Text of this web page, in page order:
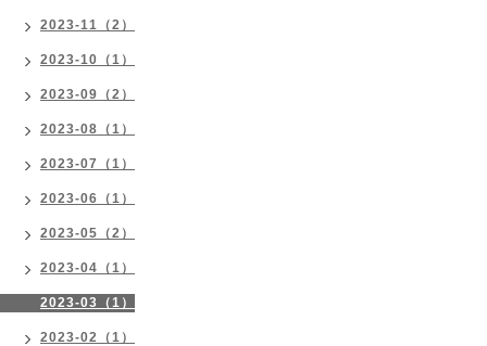
2023-11（2）
2023-10（1）
2023-09（2）
2023-08（1）
2023-07（1）
2023-06（1）
2023-05（2）
2023-04（1）
2023-03（1）
2023-02（1）